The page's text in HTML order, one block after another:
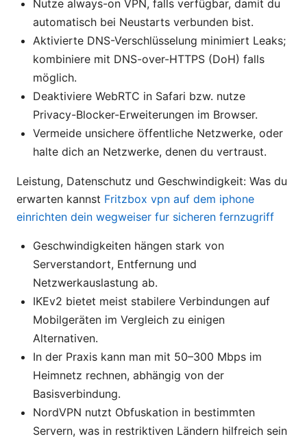
Nutze always-on VPN, falls verfügbar, damit du
automatisch bei Neustarts verbunden bist.
Aktivierte DNS-Verschlüsselung minimiert Leaks;
kombiniere mit DNS-over-HTTPS (DoH) falls
möglich.
Deaktiviere WebRTC in Safari bzw. nutze
Privacy-Blocker-Erweiterungen im Browser.
Vermeide unsichere öffentliche Netzwerke, oder
halte dich an Netzwerke, denen du vertraust.
Leistung, Datenschutz und Geschwindigkeit: Was du
erwarten kannst Fritzbox vpn auf dem iphone
einrichten dein wegweiser fur sicheren fernzugriff
Geschwindigkeiten hängen stark von
Serverstandort, Entfernung und
Netzwerkauslastung ab.
IKEv2 bietet meist stabilere Verbindungen auf
Mobilgeräten im Vergleich zu einigen
Alternativen.
In der Praxis kann man mit 50–300 Mbps im
Heimnetz rechnen, abhängig von der
Basisverbindung.
NordVPN nutzt Obfuskation in bestimmten
Servern, was in restriktiven Ländern hilfreich sein